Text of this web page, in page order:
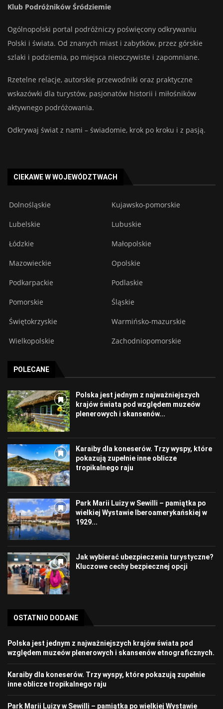
Klub Podróżników Śródziemie
Ogólnopolski portal podróżniczy poświęcony odkrywaniu
Polski i świata. Od znanych miast i zabytków, przez górskie
szlaki i podziemia, po miejsca nieoczywiste i zapomniane.
Rzetelne relacje, autorskie przewodniki oraz praktyczne
wskazówki dla turystów, pasjonatów historii i miłośników
aktywnego podróżowania.
Odkrywaj świat z nami – świadomie, krok po kroku i z pasją.
CIEKAWE W WOJEWÓDZTWACH
Dolnośląskie Kujawsko-pomorskie
Lubelskie Lubuskie
Łódzkie Małopolskie
Mazowieckie Opolskie
Podkarpackie Podlaskie
Pomorskie Śląskie
Świętokrzyskie Warmińsko-mazurskie
Wielkopolskie Zachodniopomorskie
POLECANE
Polska jest jednym z najważniejszych
krajów świata pod względem muzeów
plenerowych i skansenów...
Karaiby dla koneserów. Trzy wyspy, które
pokazują zupełnie inne oblicze
tropikalnego raju
Park Marii Luizy w Sewilli – pamiątka po
wielkiej Wystawie Iberoamerykańskiej w
1929...
Jak wybierać ubezpieczenia turystyczne?
Kluczowe cechy bezpiecznej opcji
OSTATNIO DODANE
Polska jest jednym z najważniejszych krajów świata pod
względem muzeów plenerowych i skansenów etnograficznych.
Karaiby dla koneserów. Trzy wyspy, które pokazują zupełnie
inne oblicze tropikalnego raju
Park Marii Luizy w Sewilli – pamiątka po wielkiej Wystawie